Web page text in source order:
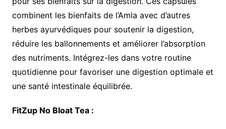
combinent les bienfaits de l’Amla avec d’autres
herbes ayurvédiques pour soutenir la digestion,
réduire les ballonnements et améliorer l’absorption
des nutriments. Intégrez-les dans votre routine
quotidienne pour favoriser une digestion optimale et
une santé intestinale équilibrée.
FitZup No Bloat Tea :